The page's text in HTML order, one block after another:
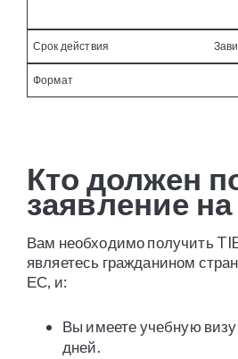
Кто должен
заявление на
Вам необходимо получить
являетесь гражданином
ЕС, и:
Вы имеете учебную
дней.